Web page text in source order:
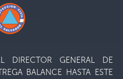
DIRECTOR GENERAL DE
BALANCE HASTA ESTE